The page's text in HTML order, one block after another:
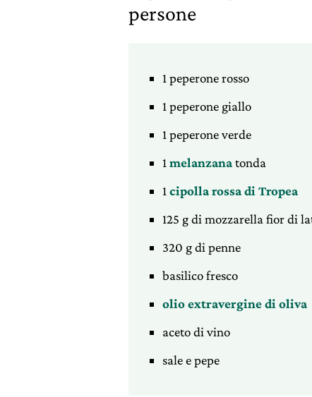
persone
1 peperone rosso
1 peperone giallo
1 peperone verde
1 melanzanatonda
1 cipolla rossa di Tropea
125 g di mozzarella fior di
320 g di penne
basilico fresco
olio extravergine di oliva
aceto di vino
sale e pepe